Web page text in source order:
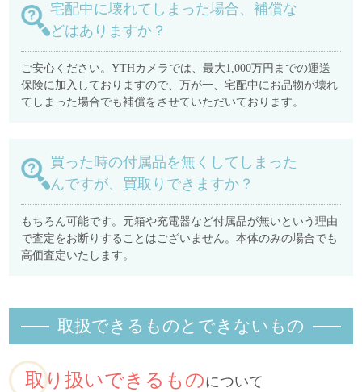
宅配中に壊れてしまった場合、補償な
どはありますか？
ご安心ください。YTHカメラでは、最大1,000万円までの運送
保険に加入しておりますので、万が一、宅配中にお品物が壊れ
てしまった場合でも補償をさせていただいております。
買った時の付属品を無くしてしまった
んですが、買取りできますか？
もちろん可能です。元箱や充電器など付属品が無いという理由
で査定をお断りすることはございません。本体のみの場合でも
高価査定いたします。
取扱できるものとできないもの
取り扱いできるものについて